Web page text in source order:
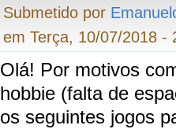
Submetido por
em Terça, 10/07/2018 -
Olá! Por motivos
hobbie (falta de
os seguintes jogos